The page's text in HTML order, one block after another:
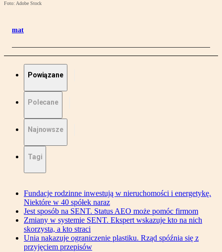
Foto: Adobe Stock
mat
Powiązane
Polecane
Najnowsze
Tagi
Fundacje rodzinne inwestują w nieruchomości i energetykę.
Niektóre w 40 spółek naraz
Jest sposób na SENT. Status AEO może pomóc firmom
Zmiany w systemie SENT. Ekspert wskazuje kto na nich
skorzysta, a kto straci
Unia nakazuje ograniczenie plastiku. Rząd spóźnia się z
przyjęciem przepisów